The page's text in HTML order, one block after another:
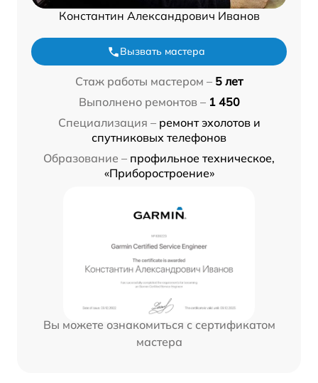
Константин Александрович Иванов
Вызвать мастера
Стаж работы мастером – 5 лет
Выполнено ремонтов – 1 450
Специализация – ремонт эхолотов и
спутниковых телефонов
Образование – профильное техническое,
«Приборостроение»
Вы можете ознакомиться с сертификатом
мастера